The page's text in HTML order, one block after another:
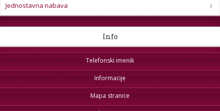
Jednostavna nabava
Info
Telefonski imenik
Informacije
Mapa stranice